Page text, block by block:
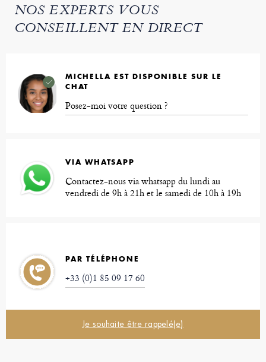
NOS EXPERTS VOUS
CONSEILLENT EN DIRECT
MICHELLA EST DISPONIBLE SUR LE
CHAT
Posez-moi votre question ?
VIA WHATSAPP
Contactez-nous via whatsapp du lundi au
vendredi de 9h à 21h et le samedi de 10h à 19h
PAR TÉLÉPHONE
+33 (0)1 85 09 17 60
Je souhaite être rappelé(e)